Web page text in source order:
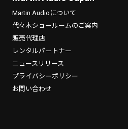
Martin Audioについて
代々木ショールームのご案内
販売代理店
レンタルパートナー
ニュースリリース
プライバシーポリシー
お問い合わせ